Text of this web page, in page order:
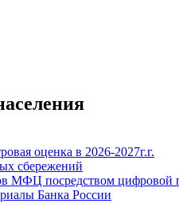
оценка в 2026-2027г.г.
сбережений
МФЦ посредством
Банка России